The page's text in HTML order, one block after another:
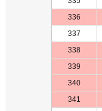
336
337
338
339
340
341